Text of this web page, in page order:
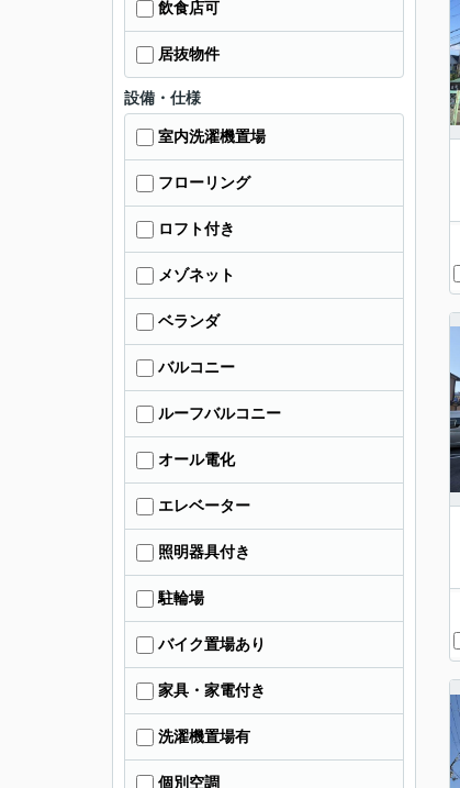
飲食店可
居抜物件
設備・仕様
室内洗濯機置場
フローリング
ロフト付き
メゾネット
ベランダ
バルコニー
ルーフバルコニー
オール電化
エレベーター
照明器具付き
駐輪場
バイク置場あり
家具・家電付き
洗濯機置場有
個別空調